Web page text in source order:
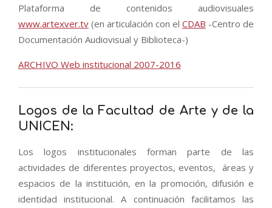
Plataforma de contenidos audiovisuales
www.artexver.tv (en articulación con el CDAB -Centro de
Documentación Audiovisual y Biblioteca-)
ARCHIVO Web institucional 2007-2016
Logos de la Facultad de Arte y de la
UNICEN:
Los logos institucionales forman parte de las
actividades de diferentes proyectos, eventos, áreas y
espacios de la institución, en la promoción, difusión e
identidad institucional. A continuación facilitamos las